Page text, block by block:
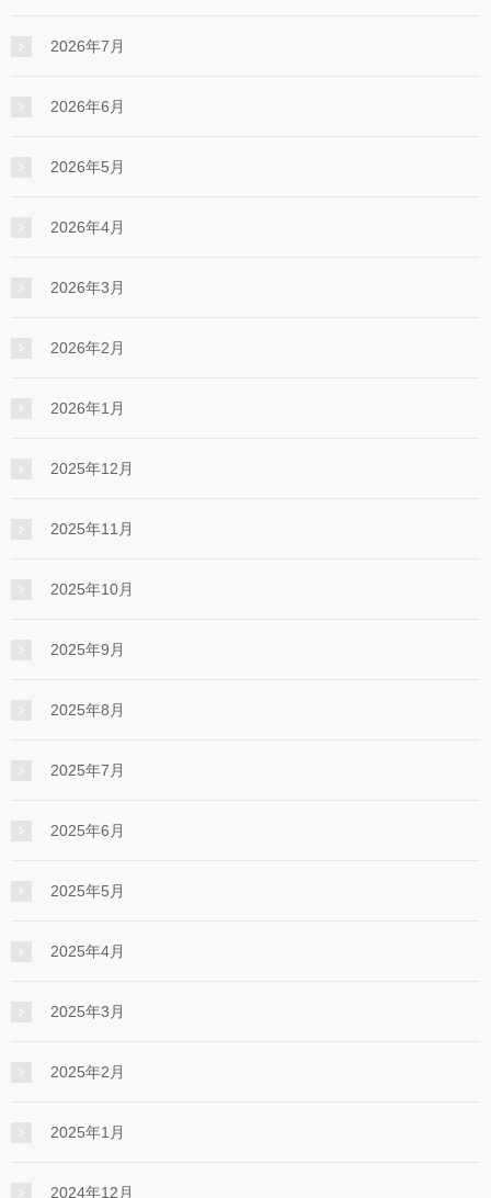
2026年7月
2026年6月
2026年5月
2026年4月
2026年3月
2026年2月
2026年1月
2025年12月
2025年11月
2025年10月
2025年9月
2025年8月
2025年7月
2025年6月
2025年5月
2025年4月
2025年3月
2025年2月
2025年1月
2024年12月